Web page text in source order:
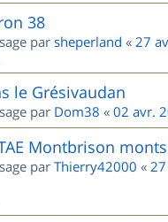
38
par sheperland « 27
le Grésivaudan
par Dom38 « 02 avr.
Montbrison
par Thierry42000 «